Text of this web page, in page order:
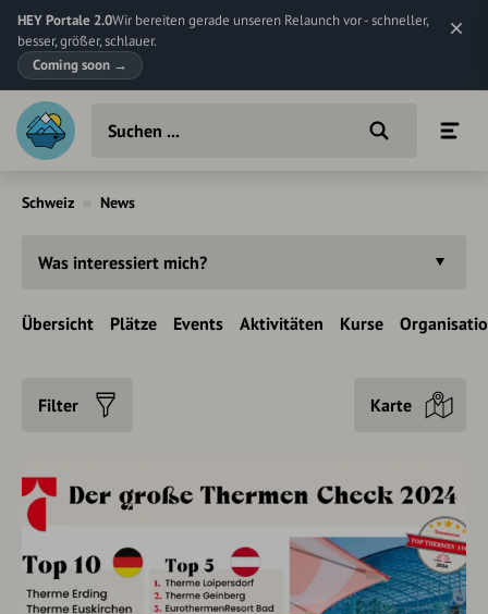
HEY Portale 2.0Wir bereiten gerade unseren Relaunch vor - schneller,
besser, größer, schlauer.
Coming soon →
Schweiz News
Was interessiert mich?
Übersicht Plätze Events Aktivitäten Kurse
Filter Karte